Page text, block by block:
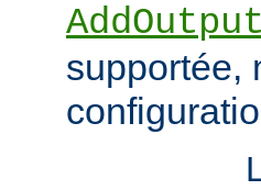
supportée,